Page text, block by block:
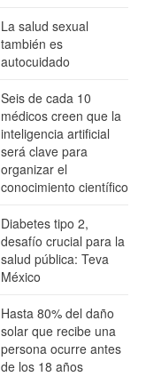
La salud sexual
también es
autocuidado
Seis de cada 10
médicos creen que la
inteligencia artificial
será clave para
organizar el
conocimiento científico
Diabetes tipo 2,
desafío crucial para la
salud pública: Teva
México
Hasta 80% del daño
solar que recibe una
persona ocurre antes
de los 18 años